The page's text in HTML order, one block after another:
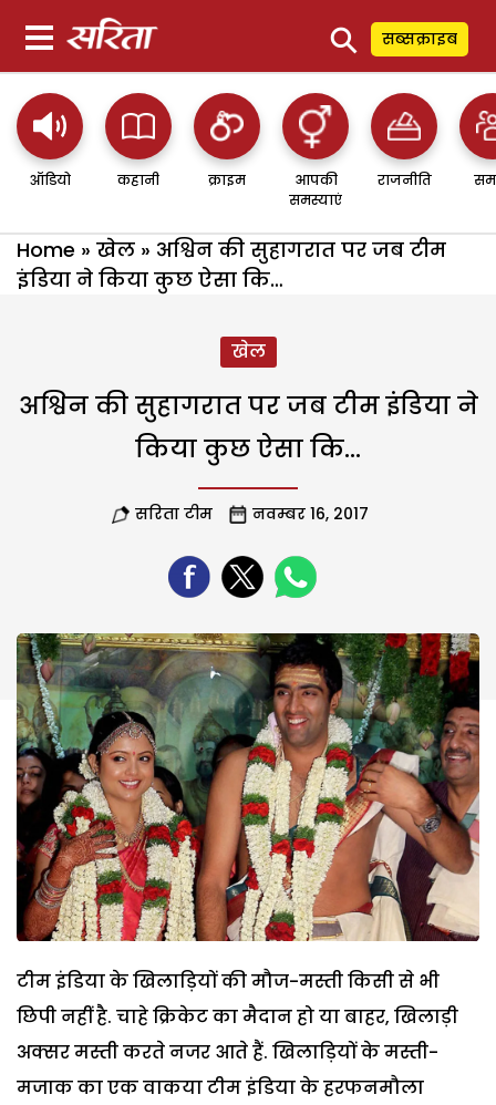
⚲ सब्सक्राइब
ऑडियो कहानी क्राइम
आपकी
समस्याएं
राजनीति
Home » खेल » अश्विन की सुहागरात पर जब टीम
इंडिया ने किया कुछ ऐसा कि…
खेल
अश्विन की सुहागरात पर जब टीम इंडिया ने
किया कुछ ऐसा कि…
सरिता टीम नवम्बर 16, 2017
टीम इंडिया के खिलाड़ियों की मौज-मस्ती किसी से भी
छिपी नहीं है. चाहे क्रिकेट का मैदान हो या बाहर, खिलाड़ी
अक्सर मस्ती करते नजर आते हैं. खिलाड़ियों के मस्ती-
मजाक का एक वाकया टीम इंडिया के हरफनमौला